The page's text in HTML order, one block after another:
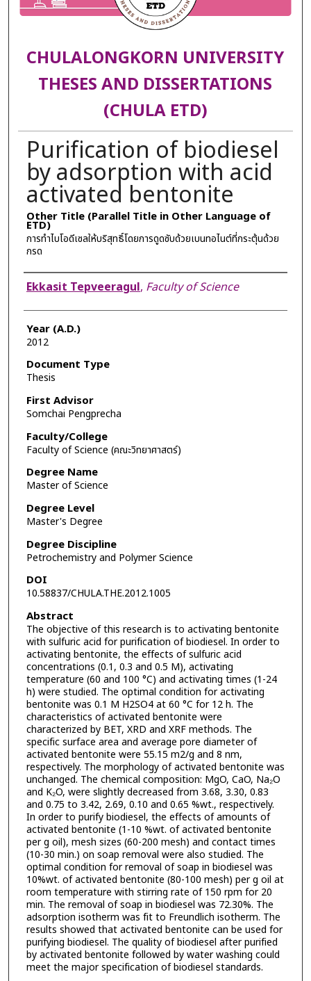
CHULALONGKORN UNIVERSITY
THESES AND DISSERTATIONS
(CHULA ETD)
Purification of biodiesel
by adsorption with acid
activated bentonite
Other Title (Parallel Title in Other Language of
ETD)
การทำไบโอดีเซลให้บริสุทธิ์โดยการดูดซับด้วยเบนทอไนต์ที่กระตุ้นด้วย
กรด
Author
Ekkasit Tepveeragul, Faculty of Science
Year (A.D.)
2012
Document Type
Thesis
First Advisor
Somchai Pengprecha
Faculty/College
Faculty of Science (คณะวิทยาศาสตร์)
Degree Name
Master of Science
Degree Level
Master's Degree
Degree Discipline
Petrochemistry and Polymer Science
DOI
10.58837/CHULA.THE.2012.1005
Abstract
The objective of this research is to activating bentonite
with sulfuric acid for purification of biodiesel. In order to
activating bentonite, the effects of sulfuric acid
concentrations (0.1, 0.3 and 0.5 M), activating
temperature (60 and 100 °C) and activating times (1-24
h) were studied. The optimal condition for activating
bentonite was 0.1 M H2SO4 at 60 °C for 12 h. The
characteristics of activated bentonite were
characterized by BET, XRD and XRF methods. The
specific surface area and average pore diameter of
activated bentonite were 55.15 m2/g and 8 nm,
respectively. The morphology of activated bentonite was
unchanged. The chemical composition: MgO, CaO, Na₂O
and K₂O, were slightly decreased from 3.68, 3.30, 0.83
and 0.75 to 3.42, 2.69, 0.10 and 0.65 %wt., respectively.
In order to purify biodiesel, the effects of amounts of
activated bentonite (1-10 %wt. of activated bentonite
per g oil), mesh sizes (60-200 mesh) and contact times
(10-30 min.) on soap removal were also studied. The
optimal condition for removal of soap in biodiesel was
10%wt. of activated bentonite (80-100 mesh) per g oil at
room temperature with stirring rate of 150 rpm for 20
min. The removal of soap in biodiesel was 72.30%. The
adsorption isotherm was fit to Freundlich isotherm. The
results showed that activated bentonite can be used for
purifying biodiesel. The quality of biodiesel after purified
by activated bentonite followed by water washing could
meet the major specification of biodiesel standards.